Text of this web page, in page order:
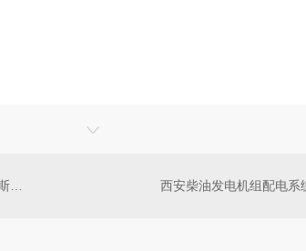
西安康明斯发电机组价格？康明斯发电机组哪家好？